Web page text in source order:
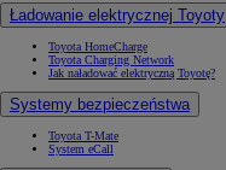
Ładowanie elektrycznej Toyoty
Toyota HomeCharge
Toyota Charging Network
Jak naładować elektryczną Toyotę?
Systemy bezpieczeństwa
Toyota T-Mate
System eCall